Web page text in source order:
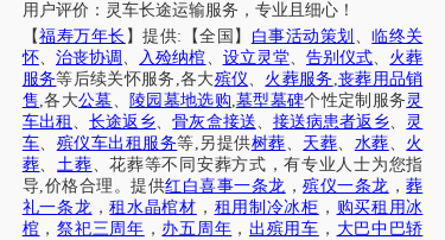
用户评价： 灵车长途运输服务，专业且细心！
【福寿万年长 】提供:【全国】 白事活动策划 、临终关
怀、 治丧协调 、 入殓纳棺、 设立灵堂、 告别仪式、 火葬
服务等后续关怀服务 ,各大殡仪、 火葬服务 ,丧葬用品销
售,各大公墓、 陵园墓地选购,墓型墓碑个性定制服务 灵
车出租 、长途返乡、骨灰盒接送、 接送病患者返乡、
灵
车、 殡仪车出租服务等,另提供树葬、 天葬、 水葬、 火
葬、土葬、花葬等不同安葬方式，有专业人士为您指
导,价格合理。提供红白喜事一条龙 ，殡仪一条龙 ，葬
礼一条龙 ，租水晶棺材 ， 租用制冷冰柜 ， 购买租用冰
棺 ，祭祀三周年 ， 办五周年 ， 出殡用车 ， 大巴中巴轿